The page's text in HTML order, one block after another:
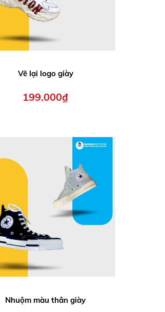
Vẽ lại logo giày
199.000₫
Nhuộm màu thân giày